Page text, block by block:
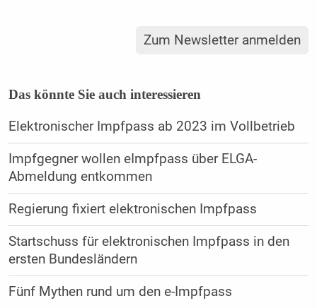
Zum Newsletter anmelden
Das könnte Sie auch interessieren
Elektronischer Impfpass ab 2023 im Vollbetrieb
Impfgegner wollen eImpfpass über ELGA-
Abmeldung entkommen
Regierung fixiert elektronischen Impfpass
Startschuss für elektronischen Impfpass in den
ersten Bundesländern
Fünf Mythen rund um den e-Impfpass